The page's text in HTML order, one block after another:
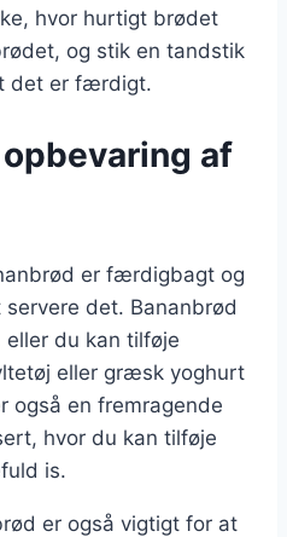
hvor hurtigt brødet
og stik en tandstik
det er færdigt.
af
er færdigbagt og
det. Bananbrød
eller du kan tilføje
eller græsk yoghurt
også en fremragende
hvor du kan tilføje
is.
er også vigtigt for at